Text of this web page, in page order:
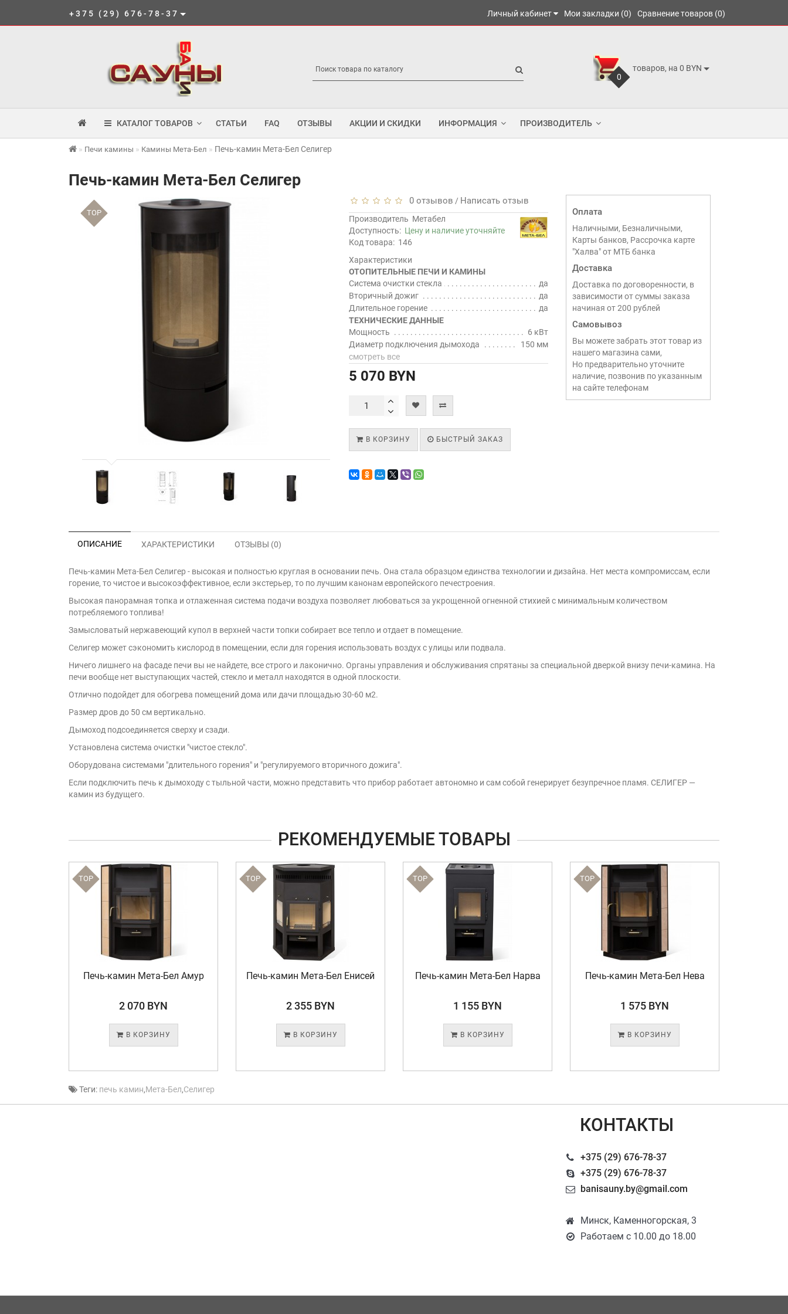
+375 (29) 676-78-37 Личный кабинет Мои закладки (0) Сравнение товаров (0)
0
товаров, на 0 BYN
КАТАЛОГ ТОВАРОВ СТАТЬИ FAQ ОТЗЫВЫ АКЦИИ И СКИДКИ ИНФОРМАЦИЯ ПРОИЗВОДИТЕЛЬ
Печи камины Камины Мета-Бел Печь-камин Мета-Бел Селигер
Печь-камин Мета-Бел Селигер
TOP
0 отзывов / Написать отзыв
Производитель Метабел
Доступность: Цену и наличие уточняйте
Код товара: 146
Характеристики
ОТОПИТЕЛЬНЫЕ ПЕЧИ И КАМИНЫ
Система очистки стекла
да
Вторичный дожиг
да
Длительное горение
да
ТЕХНИЧЕСКИЕ ДАННЫЕ
Мощность
6 кВт
Диаметр подключения дымохода
150 мм
смотреть все
5 070 BYN
В КОРЗИНУ БЫСТРЫЙ ЗАКАЗ
Оплата
Наличными, Безналичными,
Карты банков, Рассрочка карте
"Халва" от МТБ банка
Доставка
Доставка по договоренности, в
зависимости от суммы заказа
начиная от 200 рублей
Самовывоз
Вы можете забрать этот товар из
нашего магазина сами,
Но предварительно уточните
наличие, позвонив по указанным
на сайте телефонам
ОПИСАНИЕ ХАРАКТЕРИСТИКИ ОТЗЫВЫ (0)
Печь-камин Мета-Бел Селигер - высокая и полностью круглая в основании печь. Она стала образцом единства технологии и дизайна. Нет места компромиссам, если
горение, то чистое и высокоэффективное, если экстерьер, то по лучшим канонам европейского печестроения.
Высокая панорамная топка и отлаженная система подачи воздуха позволяет любоваться за укрощенной огненной стихией с минимальным количеством
потребляемого топлива!
Замысловатый нержавеющий купол в верхней части топки собирает все тепло и отдает в помещение.
Селигер может сэкономить кислород в помещении, если для горения использовать воздух с улицы или подвала.
Ничего лишнего на фасаде печи вы не найдете, все строго и лаконично. Органы управления и обслуживания спрятаны за специальной дверкой внизу печи-камина. На
печи вообще нет выступающих частей, стекло и металл находятся в одной плоскости.
Отлично подойдет для обогрева помещений дома или дачи площадью 30-60 м2.
Размер дров до 50 см вертикально.
Дымоход подсоединяется сверху и сзади.
Установлена система очистки "чистое стекло".
Оборудована системами "длительного горения" и "регулируемого вторичного дожига".
Если подключить печь к дымоходу с тыльной части, можно представить что прибор работает автономно и сам собой генерирует безупречное пламя. СЕЛИГЕР —
камин из будущего.
РЕКОМЕНДУЕМЫЕ ТОВАРЫ
TOP
Печь-камин Мета-Бел Амур
2 070 BYN
В КОРЗИНУ
TOP
Печь-камин Мета-Бел Енисей
2 355 BYN
В КОРЗИНУ
TOP
Печь-камин Мета-Бел Нарва
1 155 BYN
В КОРЗИНУ
TOP
Печь-камин Мета-Бел Нева
1 575 BYN
В КОРЗИНУ
Теги: печь камин,Мета-Бел,Селигер
КОНТАКТЫ
+375 (29) 676-78-37
+375 (29) 676-78-37
banisauny.by@gmail.com
Минск, Каменногорская, 3
Работаем с 10.00 до 18.00